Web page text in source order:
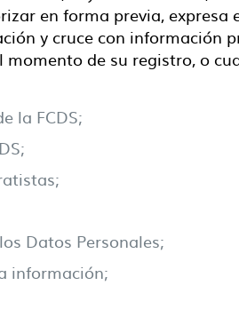
en forma previa, expresa
y cruce con información
de su registro, o
la FCDS;
Datos Personales;
información;